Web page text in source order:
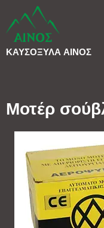
ΚΑΥΣΟΞΥΛΑ ΑΙΝΟΣ
Μοτέρ